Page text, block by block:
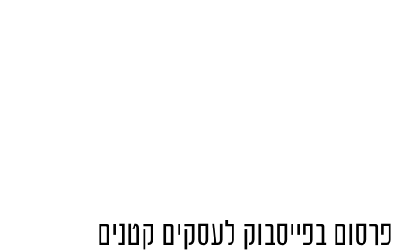
פרסום בפייסבוק לעסקים קטנים